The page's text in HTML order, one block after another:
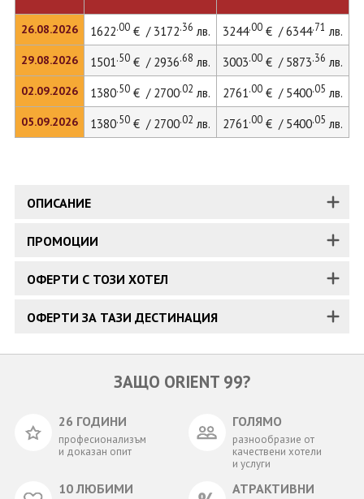
26.08.2026
29.08.2026
02.09.2026
05.09.2026
1622.00€ / 3172.36 лв. 3244.00€ / 6344.71 лв.
1501.50€ / 2936.68 лв. 3003.00€ / 5873.36 лв.
1380.50€ / 2700.02 лв. 2761.00€ / 5400.05 лв.
1380.50€ / 2700.02 лв. 2761.00€ / 5400.05 лв.
ОПИСАНИЕ
ПРОМОЦИИ
ОФЕРТИ С ТОЗИ ХОТЕЛ
ОФЕРТИ ЗА ТАЗИ ДЕСТИНАЦИЯ
ЗАЩО ORIENT 99?
26 ГОДИНИ
професионализъм
и доказан опит
ГОЛЯМО
разнообразие от
качествени хотели
и услуги
10 ЛЮБИМИ АТРАКТИВНИ